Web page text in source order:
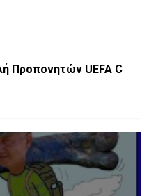
Προπονητών UEFA C